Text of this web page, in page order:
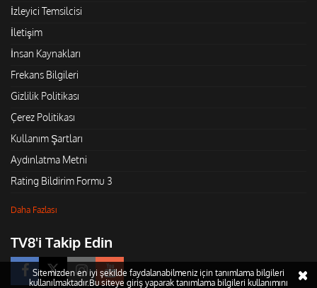
İzleyici Temsilcisi
İletişim
İnsan Kaynakları
Frekans Bilgileri
Gizlilik Politikası
Çerez Politikası
Kullanım Şartları
Aydınlatma Metni
Rating Bildirim Formu 3
Daha Fazlası
TV8'i Takip Edin
Sitemizden en iyi şekilde faydalanabilmeniz için tanımlama bilgileri
kullanılmaktadır.Bu siteye giriş yaparak tanımlama bilgileri kullanımını